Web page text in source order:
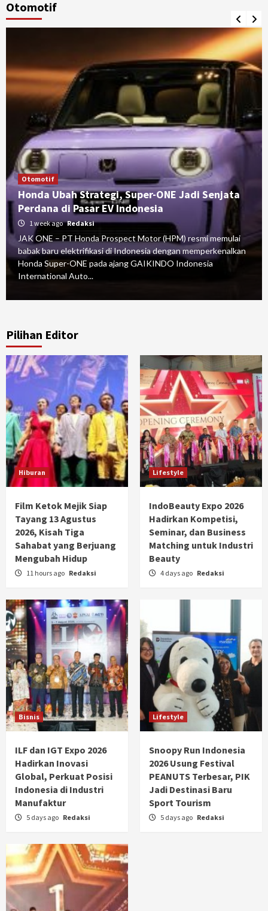
Otomotif
Otomotif
Honda Ubah Strategi, Super-ONE Jadi Senjata
Perdana di Pasar EV Indonesia
1 week ago Redaksi
JAK ONE – PT Honda Prospect Motor (HPM) resmi memulai
babak baru elektrifikasi di Indonesia dengan memperkenalkan
Honda Super-ONE pada ajang GAIKINDO Indonesia
International Auto...
Pilihan Editor
Hiburan
Film Ketok Mejik Siap
Tayang 13 Agustus
2026, Kisah Tiga
Sahabat yang Berjuang
Mengubah Hidup
11 hours ago Redaksi
Lifestyle
IndoBeauty Expo 2026
Hadirkan Kompetisi,
Seminar, dan Business
Matching untuk Industri
Beauty
4 days ago Redaksi
Bisnis
ILF dan IGT Expo 2026
Hadirkan Inovasi
Global, Perkuat Posisi
Indonesia di Industri
Manufaktur
5 days ago Redaksi
Lifestyle
Snoopy Run Indonesia
2026 Usung Festival
PEANUTS Terbesar, PIK
Jadi Destinasi Baru
Sport Tourism
5 days ago Redaksi